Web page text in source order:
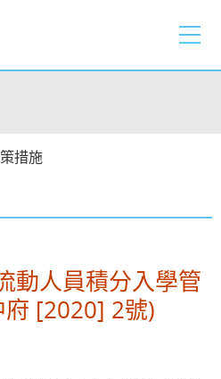
措施
動人員積分入學管
府 [2020] 2號)